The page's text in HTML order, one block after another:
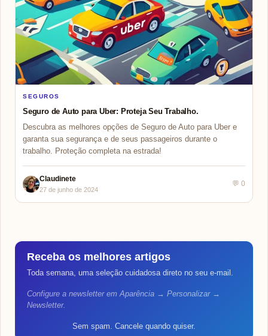
SEGUROS
Seguro de Auto para Uber: Proteja Seu Trabalho.
Descubra as melhores opções de Seguro de Auto para Uber e
garanta sua segurança e de seus passageiros durante o
trabalho. Proteção completa na estrada!
Claudinete
27 de junho de 2024
💬 0
Receba os melhores artigos
Toda semana, uma seleção cuidadosa direto no seu e-mail.
Configure a newsletter em Aparência → Personalizar →
Newsletter.
Sem spam. Cancele quando quiser.